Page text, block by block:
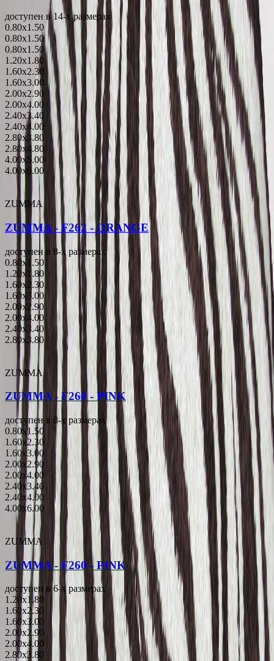
доступен в 14-x размерах
0.80x1.50
0.80x1.50
0.80x1.50
1.20x1.80
1.60x2.30
1.60x3.00
2.00x2.90
2.00x4.00
2.40x3.40
2.40x4.00
2.80x3.80
2.80x4.80
4.00x5.00
4.00x6.00
ZUMMA
ZUMMA - F262 - ORANGE
доступен в 8-x размерах
0.80x1.50
1.20x1.80
1.60x2.30
1.60x3.00
2.00x2.90
2.00x4.00
2.40x3.40
2.80x3.80
ZUMMA
ZUMMA - F260 - PINK
доступен в 8-x размерах
0.80x1.50
1.60x2.30
1.60x3.00
2.00x2.90
2.00x4.00
2.40x3.40
2.40x4.00
4.00x6.00
ZUMMA
ZUMMA - F260 - PINK
доступен в 6-x размерах
1.20x1.80
1.60x2.30
1.60x3.00
2.00x2.90
2.00x4.00
2.80x3.80